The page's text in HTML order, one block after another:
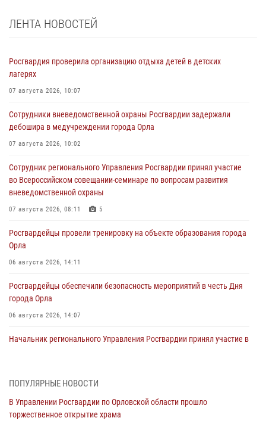
ЛЕНТА НОВОСТЕЙ
Росгвардия проверила организацию отдыха детей в детских
лагерях
07 августа 2026, 10:07
Сотрудники вневедомственной охраны Росгвардии задержали
дебошира в медучреждении города Орла
07 августа 2026, 10:02
Сотрудник регионального Управления Росгвардии принял участие
во Всероссийском совещании-семинаре по вопросам развития
вневедомственной охраны
07 августа 2026, 08:11 5
Росгвардейцы провели тренировку на объекте образования города
Орла
06 августа 2026, 14:11
Росгвардейцы обеспечили безопасность мероприятий в честь Дня
города Орла
06 августа 2026, 14:07
Начальник регионального Управления Росгвардии принял участие в
первое полугодие
ПОПУЛЯРНЫЕ НОВОСТИ
В Управлении Росгвардии по Орловской области прошло
торжественное открытие храма